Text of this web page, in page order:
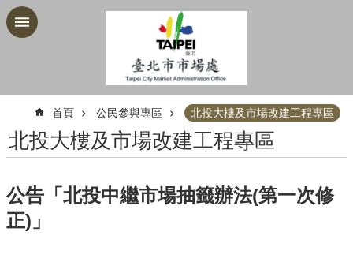
跳到主要內容區塊
首頁 公民參與專區 北投大樓及市場改建工程專區
北投大樓及市場改建工程專區
公告「北投中繼市場抽籤辦法(第一次修
正)」